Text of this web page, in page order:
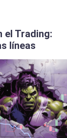
el Trading:
líneas